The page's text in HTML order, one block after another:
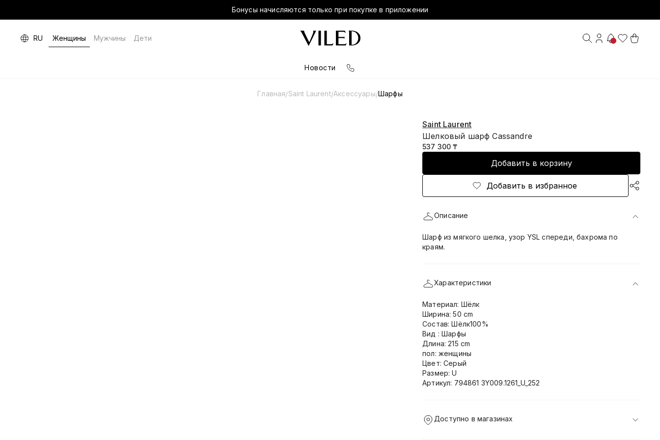
Бонусы начисляются только при покупке в приложении
RU Женщины Мужчины Дети
Новости
Главная/Saint Laurent/Аксессуары/Шарфы
Saint Laurent
Шелковый шарф Cassandre
537 300 ₸
Добавить в корзину
Добавить в избранное
Описание
Шарф из мягкого шелка, узор YSL спереди, бахрома по
краям.
Характеристики
Материал: Шёлк
Ширина: 50 cm
Состав: Шёлк100%
Вид : Шарфы
Длина: 215 cm
пол: женщины
Цвет: Серый
Размер: U
Артикул: 794861 3Y009.1261_U_252
Доступно в магазинах